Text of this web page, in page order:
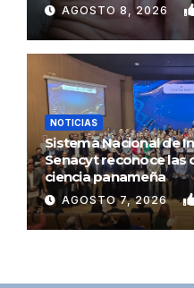
AGOSTO 8, 2026
NOTICIAS
Sistema Nacional de
Senacyt reconoce las
ciencia panameña
AGOSTO 7, 2026